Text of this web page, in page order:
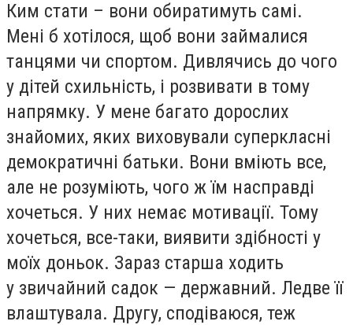
Ким стати – вони обиратимуть самі.
Мені б хотілося, щоб вони займалися
танцями чи спортом. Дивлячись до чого
у дітей схильність, і розвивати в тому
напрямку. У мене багато дорослих
знайомих, яких виховували суперкласні
демократичні батьки. Вони вміють все,
але не розуміють, чого ж їм насправді
хочеться. У них немає мотивації. Тому
хочеться, все-таки, виявити здібності у
моїх доньок. Зараз старша ходить
у звичайний садок — державний. Ледве її
влаштувала. Другу, сподіваюся, теж